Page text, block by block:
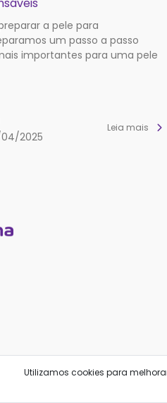
a pele para
um passo a passo
importantes para uma pele
2025
Leia mais
Utilizamos cookies para